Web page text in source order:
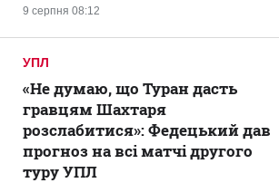
9 серпня 08:12
УПЛ
«Не думаю, що Туран дасть
гравцям Шахтаря
розслабитися»: Федецький дав
прогноз на всі матчі другого
туру УПЛ